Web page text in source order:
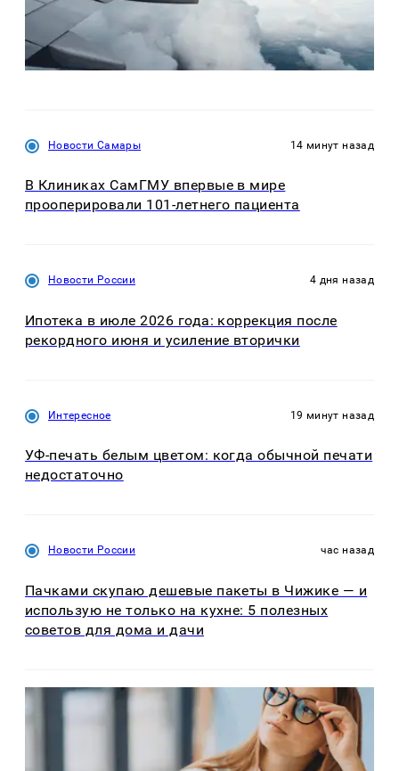
Новости Самары 14 минут назад
В Клиниках СамГМУ впервые в мире
прооперировали 101-летнего пациента
Новости России 4 дня назад
Ипотека в июле 2026 года: коррекция после
рекордного июня и усиление вторички
Интересное 19 минут назад
УФ-печать белым цветом: когда обычной печати
недостаточно
Новости России час назад
Пачками скупаю дешевые пакеты в Чижике — и
использую не только на кухне: 5 полезных
советов для дома и дачи